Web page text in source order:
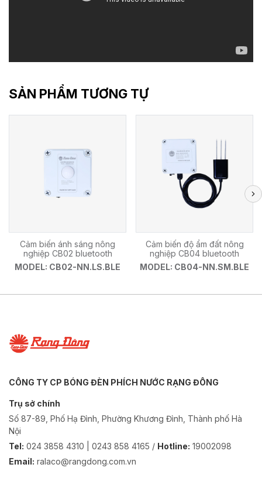
SẢN PHẨM TƯƠNG TỰ
Cảm biến ánh sáng nông
nghiệp CB02 bluetooth
MODEL: CB02-NN.LS.BLE
Cảm biến độ ẩm đất nông
nghiệp CB04 bluetooth
MODEL: CB04-NN.SM.BLE
CÔNG TY CP BÓNG ĐÈN PHÍCH NƯỚC RẠNG ĐÔNG
Trụ sở chính
Số 87-89, Phố Hạ Đình, Phường Khương Đình, Thành phố Hà
Nội
Tel: 024 3858 4310 | 0243 858 4165 / Hotline: 19002098
Email: ralaco@rangdong.com.vn